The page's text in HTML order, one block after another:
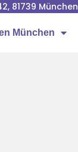
81739 München
München